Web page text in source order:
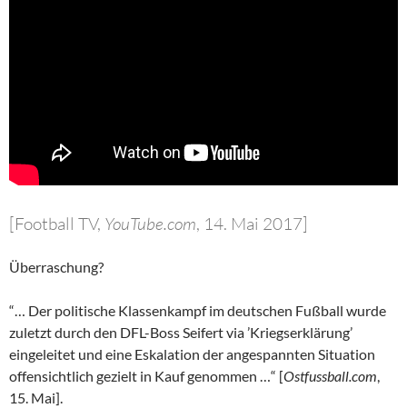
[Football TV, YouTube.com, 14. Mai 2017]
Überraschung?
“… Der politische Klassenkampf im deutschen Fußball wurde
zuletzt durch den DFL-Boss Seifert via ’Kriegserklärung’
eingeleitet und eine Eskalation der angespannten Situation
offensichtlich gezielt in Kauf genommen …“ [Ostfussball.com,
15. Mai].